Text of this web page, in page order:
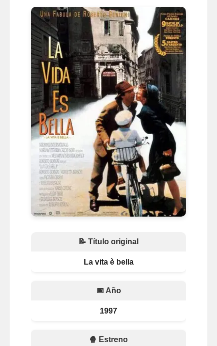
📝 Título original
La vita è bella
📅 Año
1997
🍿 Estreno